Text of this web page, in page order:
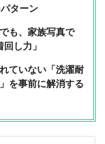
ターン
も、家族写真で
し力」
ていない「洗濯耐
を事前に解消する